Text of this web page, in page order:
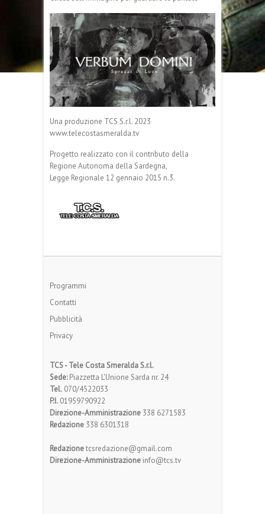
Una produzione TCS S.r.l. 2023
www.telecostasmeralda.tv
Progetto realizzato con il contributo della
Regione Autonoma della Sardegna,
Legge Regionale 12 gennaio 2015 n.3.
Programmi
Contatti
Pubblicità
Privacy
TCS - Tele Costa Smeralda S.r.l.
Sede:Piazzetta L'Unione Sarda nr. 24
Tel. 070/4522033
P.I. 01959790922
Direzione-Amministrazione 338 6271583
Redazione 338 6301318
Redazionetcsredazione@gmail.com
Direzione-Amministrazione info@tcs.tv